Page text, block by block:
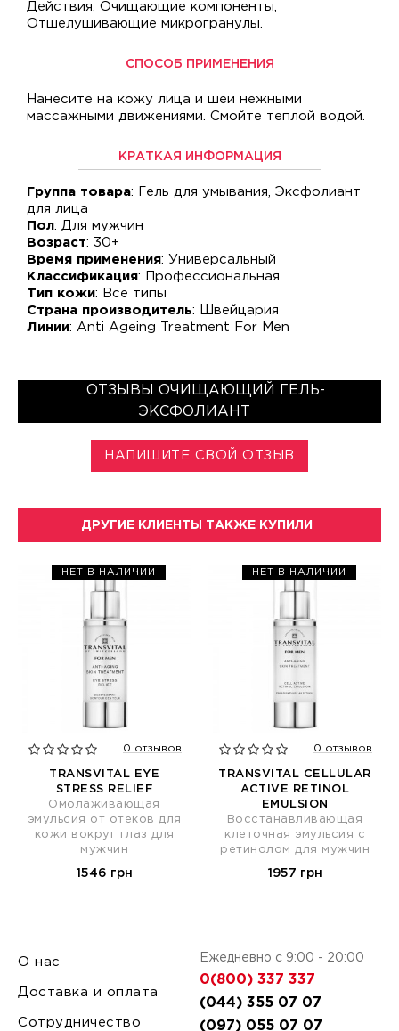
Действия, Очищающие компоненты,
Отшелушивающие микрогранулы.
СПОСОБ ПРИМЕНЕНИЯ
Нанесите на кожу лица и шеи нежными
массажными движениями. Смойте теплой водой.
КРАТКАЯ ИНФОРМАЦИЯ
Группа товара: Гель для умывания, Эксфолиант
для лица
Пол: Для мужчин
Возраст: 30+
Время применения: Универсальный
Классификация: Профессиональная
Тип кожи: Все типы
Страна производитель: Швейцария
Линии: Anti Ageing Treatment For Men
ОТЗЫВЫ ОЧИЩАЮЩИЙ ГЕЛЬ-
ЭКСФОЛИАНТ
НАПИШИТЕ СВОЙ ОТЗЫВ
ДРУГИЕ КЛИЕНТЫ ТАКЖЕ КУПИЛИ
НЕТ В НАЛИЧИИ
0 отзывов
TRANSVITAL EYE
STRESS RELIEF
Омолаживающая
эмульсия от отеков для
кожи вокруг глаз для
мужчин
1546 грн
НЕТ В НАЛИЧИИ
0 отзывов
TRANSVITAL CELLULAR
ACTIVE RETINOL
EMULSION
Восстанавливающая
клеточная эмульсия с
ретинолом для мужчин
1957 грн
О нас
Доставка и оплата
Сотрудничество
Ежедневно с 9:00 - 20:00
0(800) 337 337
(044) 355 07 07
(097) 055 07 07